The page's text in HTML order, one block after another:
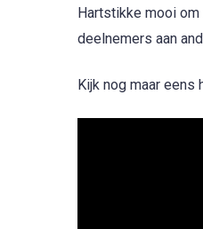
Hartstikke mooi
deelnemers aan
Kijk nog maar eens